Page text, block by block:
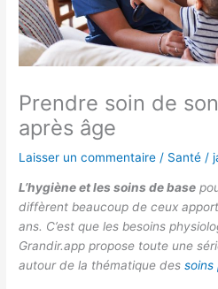
Prendre soin de
après âge
Laisser un commentaire / Santé /
L’hygiène et les soins de base
diffèrent beaucoup de ceux
ans. C’est que les besoins
Grandir.app propose toute une
autour de la thématique dessoins